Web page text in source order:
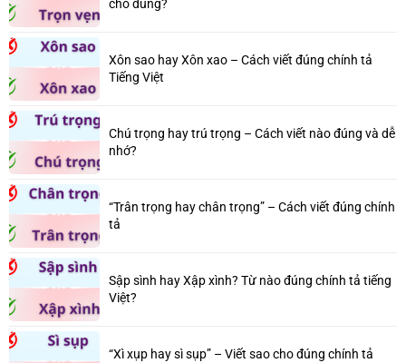
cho đúng?
Xôn sao hay Xôn xao – Cách viết đúng chính tả
Tiếng Việt
Chú trọng hay trú trọng – Cách viết nào đúng và dễ
nhớ?
“Trân trọng hay chân trọng” – Cách viết đúng chính
tả
Sập sình hay Xập xình? Từ nào đúng chính tả tiếng
Việt?
“Xì xụp hay sì sụp” – Viết sao cho đúng chính tả